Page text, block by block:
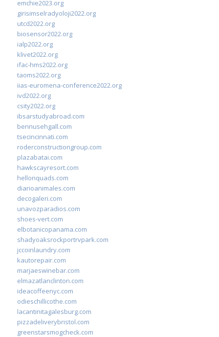
emchie2023.org
girisimselradyoloji2022.org
utcd2022.org
biosensor2022.org
ialp2022.org
klivet2022.org
ifac-hms2022.org
taoms2022.org
iias-euromena-conference2022.org
ivd2022.org
csity2022.org
ibsarstudyabroad.com
bennusehgall.com
tsecincinnati.com
roderconstructiongroup.com
plazabatai.com
hawkscayresort.com
hellonquads.com
diarioanimales.com
decogaleri.com
unavozparadios.com
shoes-vert.com
elbotanicopanama.com
shadyoaksrockportrvpark.com
jccoinlaundry.com
kautorepair.com
marjaeswinebar.com
elmazatlanclinton.com
ideacoffeenyc.com
odieschillicothe.com
lacantinitagalesburg.com
pizzadeliverybristol.com
greenstarsmogcheck.com